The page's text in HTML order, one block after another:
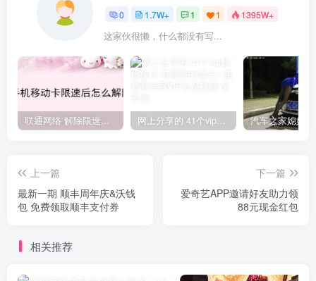
0 1.7W+ 1 1 1395W+
这家伙很懒，什么都没有写...
联通网络 解除限速方法参考！畅享、畅玩、老白干等及其它地区自测了 网上分享的 41个vip解析接口 有需要的拿去~ 免费看全网VIP会员视频
上一篇
最新一期 顺丰周年庆&沃钱
包 免费领取顺丰支付券
下一篇
爱奇艺APP邀请好友助力领
88元现金红包
相关推荐